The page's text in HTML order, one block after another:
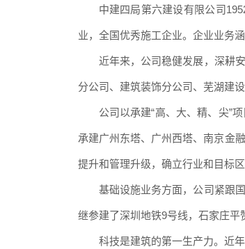
中建四局第六建设有限公司
业，全国优秀施工企业。企业业务
近年来，公司稳健发展，深耕
分公司、建筑装饰分公司、芜湖建设
公司以承建“高、大、精、尖”
承建广州东塔、广州西塔、南京金
提升和管理升级，确立行业和目标
基础设施业务方面，公司紧跟
继参建了深圳地铁9号线，石家庄平
科技是建筑的第一生产力。近